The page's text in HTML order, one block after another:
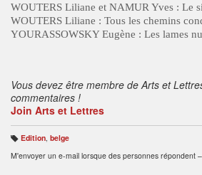
WOUTERS Liliane et NAMUR Yves : Le
WOUTERS Liliane : Tous les chemins
YOURASSOWSKY Eugène : Les lames
Vous devez être membre de Arts et
commentaires !
Join Arts et Lettres
B
ali
s
Edition, belge
M'envoyer un e-mail lorsque des personnes répondent –